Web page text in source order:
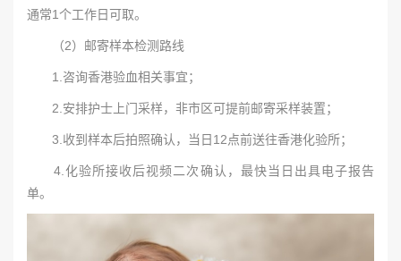
通常1个工作日可取。
（2）邮寄样本检测路线
1.咨询香港验血相关事宜；
2.安排护士上门采样，非市区可提前邮寄采样装置；
3.收到样本后拍照确认，当日12点前送往香港化验所；
4.化验所接收后视频二次确认，最快当日出具电子报告
单。